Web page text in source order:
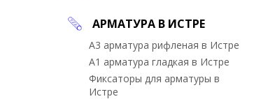
АРМАТУРА В ИСТРЕ
А3 арматура рифленая в Истре
А1 арматура гладкая в Истре
Фиксаторы для арматуры в
Истре